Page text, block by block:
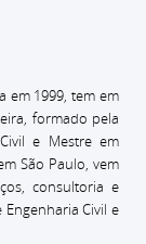
em 1999, tem em
formado pela
e Mestre em
São Paulo, vem
consultoria e
Civil e